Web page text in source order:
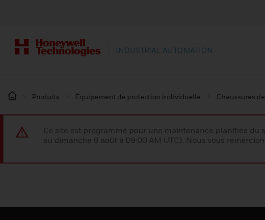
INDUSTRIAL AUTOMATION
Produits Équipement de protection individuelle Chaussures
Ce site est programmé pour une maintenance planifiée du
au dimanche 9 août à 09:00 AM UTC). Nous vous